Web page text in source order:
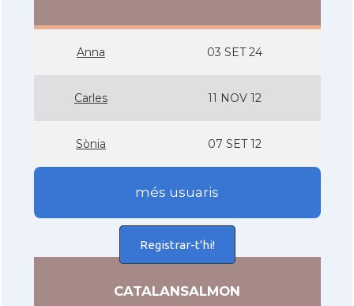
Anna 03 SET 24
Carles 11 NOV 12
Sònia 07 SET 12
més usuaris
Registrar-t'hi!
CATALANSALMON